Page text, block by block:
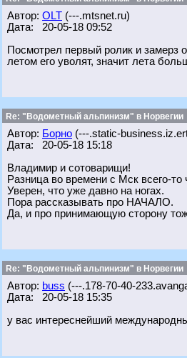
Автор: OLT (---.mtsnet.ru)
Дата: 20-05-18 09:52
Посмотрел первый ролик и замерз
летом его уволят, значит лета
Re: "Водометный альпинизм" в Норвегии
Автор: Борно (---.static-
Дата: 20-05-18 15:18
Владимир и сотоварищи!
Разница во времени с Мск всего-то
Уверен, что уже давно на ногах.
Пора рассказывать про НАЧАЛО.
Да, и про принимающую сторону
Re: "Водометный альпинизм" в Норвегии
Автор: buss (---.178-70-40-
Дата: 20-05-18 15:35
у вас интереснейший